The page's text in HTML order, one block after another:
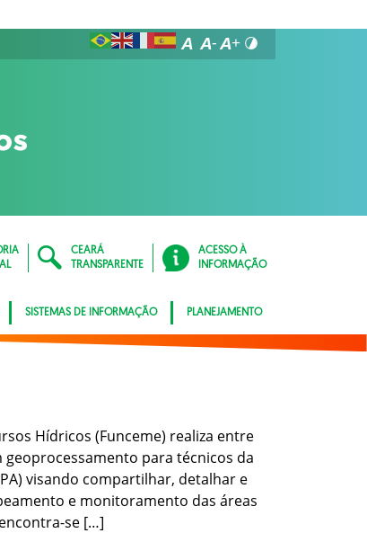
CEARÁ
TRANSPARENTE
ACESSO À
INFORMAÇÃO
SISTEMAS DE INFORMAÇÃO PLANEJAMENTO
Hídricos (Funceme) realiza entre
geoprocessamento para técnicos da
visando compartilhar, detalhar e
e monitoramento das áreas
se […]